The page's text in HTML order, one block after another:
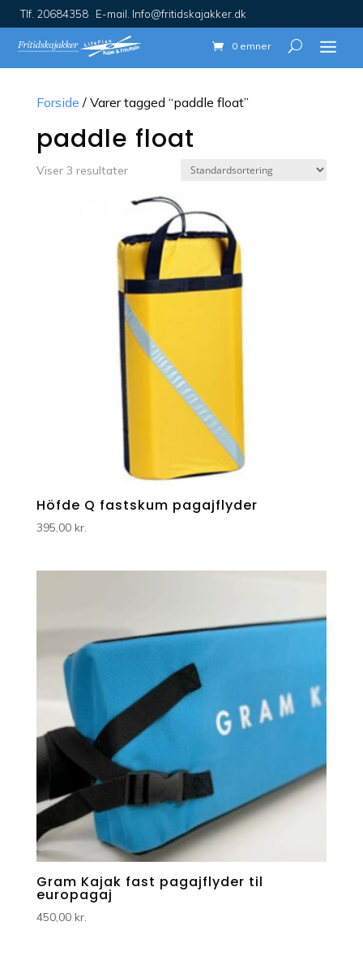
Tlf. 20684358 E-mail. Info@fritidskajakker.dk
0 emner
Forside / Varer tagged “paddle float”
paddle float
Viser 3 resultater
Höfde Q fastskum pagajflyder
395,00 kr.
Gram Kajak fast pagajflyder til
europagaj
450,00 kr.